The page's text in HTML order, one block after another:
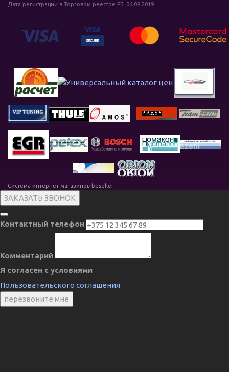
Дата регистрации в Торговом реестре РБ: 06.08.2019
Система интернет-магазинов beseller
ЗАКАЗАТЬ ЗВОНОК
Контактный телефон
Комментарий
Я согласен с условиями
Пользовательского соглашения
перезвоните мне